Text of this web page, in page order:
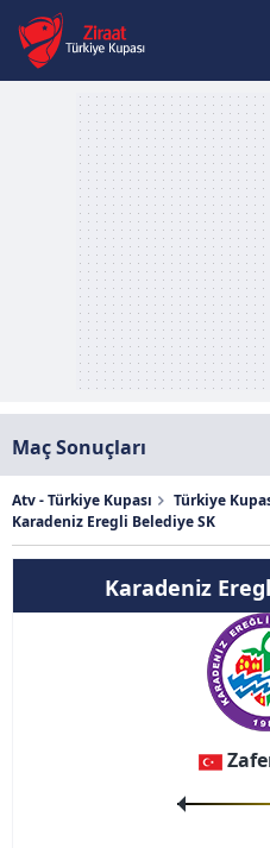
Maç Sonuçları
Atv - Türkiye Kupası Türkiye
Karadeniz Eregli Belediye SK
Karadeniz